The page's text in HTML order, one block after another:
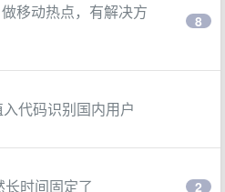
移动热点，有解决方
8
代码识别国内用户
时间固定了 2